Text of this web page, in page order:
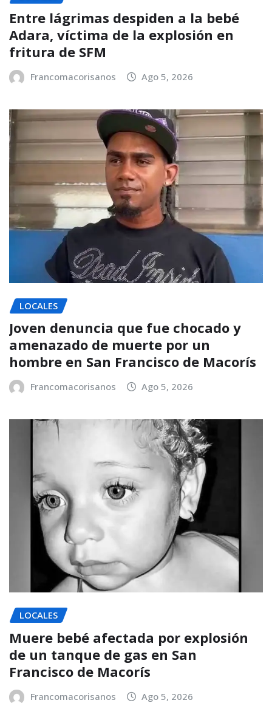
Entre lágrimas despiden a la bebé
Adara, víctima de la explosión en
fritura de SFM
Francomacorisanos Ago 5, 2026
LOCALES
Joven denuncia que fue chocado y
amenazado de muerte por un
hombre en San Francisco de Macorís
Francomacorisanos Ago 5, 2026
LOCALES
Muere bebé afectada por explosión
de un tanque de gas en San
Francisco de Macorís
Francomacorisanos Ago 5, 2026